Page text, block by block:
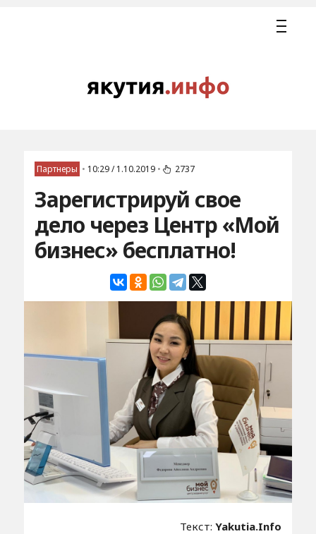
Партнеры • 10:29 / 1.10.2019 • 2737
Зарегистрируй свое
дело через Центр «Мой
бизнес» бесплатно!
Текст:Yakutia.Info